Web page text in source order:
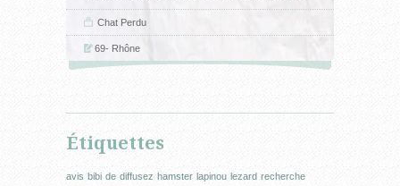
Chat Perdu
69- Rhône
Étiquettes
avis bibi de diffusez hamster lapinou lezard recherche